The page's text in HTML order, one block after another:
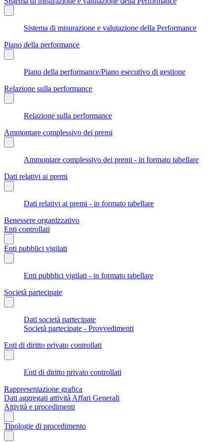
Sistema di misurazione e valutazione della Performance
Piano della performance
Piano della performance/Piano esecutivo di gestione
Relazione sulla performance
Relazione sulla performance
Ammontare complessivo dei premi
Ammontare complessivo dei premi - in formato tabellare
Dati relativi ai premi
Dati relativi ai premi - in formato tabellare
Benessere organizzativo
Enti controllati
Enti pubblici vigilati
Enti pubblici vigilati - in formato tabellare
Società partecipate
Dati società partecipate
Società partecipate - Provvedimenti
Enti di diritto privato controllati
Enti di diritto privato controllati
Rappresentazione grafica
Dati aggregati attività Affari Generali
Attività e procedimenti
Tipologie di procedimento